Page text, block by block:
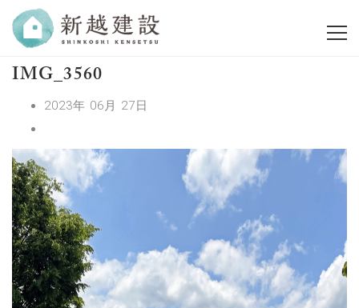
IMG_3560
2023年 06月 27日